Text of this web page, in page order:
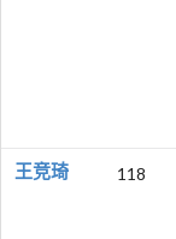
王竞琦 118